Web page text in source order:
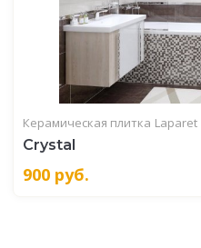
Керамическая плитка Laparet
Crystal
900 руб.